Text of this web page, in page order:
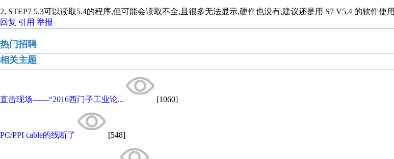
2, STEP7 5.3可以读取5.4的程序,但可能会读取不全,且很多无法显示,硬件也没有,建议还是用 S7 V5.4 的软件使用
回复 引用 举报
热门招聘
相关主题
直击现场——“2016西门子工业论... [1060]
PC/PPI cable的线断了 [548]